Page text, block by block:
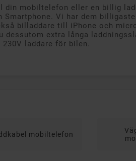
mobiltelefon eller en billig
Smartphone. Vi har dem
billaddare till iPhone och
dessutom extra långa
laddare för bilen.
mobiltelefon